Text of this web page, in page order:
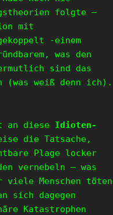
folgte –
mit
-einem
was den
sind das
weiß denn ich).
an diese Idioten-
die Tatsache,
Plage locker
vernebeln – was
Menschen töten
sich dagegen
Katastrophen